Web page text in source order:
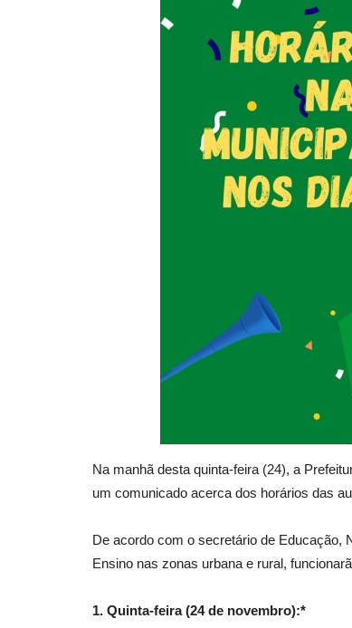
Na manhã desta quinta-feira (24), a
um comunicado acerca dos horários das
De acordo com o secretário de Educação,
Ensino nas zonas urbana e rural,
1. Quinta-feira (24 de novembro):*